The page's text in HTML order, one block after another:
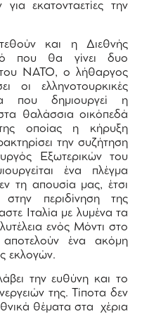
εκατονταετίες την
και η Διεθνής
που θα γίνει δυο
του ΝΑΤΟ, ο λήθαργος
οι ελληνοτουρκικές
που δημιουργεί η
θαλάσσια οικόπεδά
οποίας η κήρυξη
την συζήτηση
Εξωτερικών του
ένα πλέγμα
τη απουσία μας, έτσι
περιδίνηση της
Ιταλία με λυμένα τα
ενός Μόντι στο
ένα ακόμη
εκλογών.
την ευθύνη και το
της. Τίποτα δεν
θέματα στα χέρια